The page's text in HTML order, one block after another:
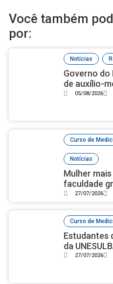
Você também
por:
Notícias ,
Governo do
de auxílio-
setembro
05/08/2026
Curso de
Notícias
Mulher
faculdade
com27/07/2026
Curso de
Estudantes
da
assédio
27/07/2026